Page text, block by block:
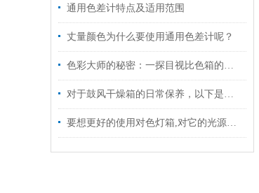
通用色差计特点及适用范围
丈量颜色为什么要使用通用色差计呢？
色彩大师的秘密：一探目视比色箱的核心功能！
对于鼓风干燥箱的日常保养，以下是一些建议
要想更好的使用对色灯箱,对它的光源一定要有所了解